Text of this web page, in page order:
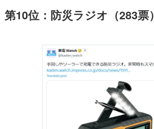
第10位：防災ラジオ（283票）